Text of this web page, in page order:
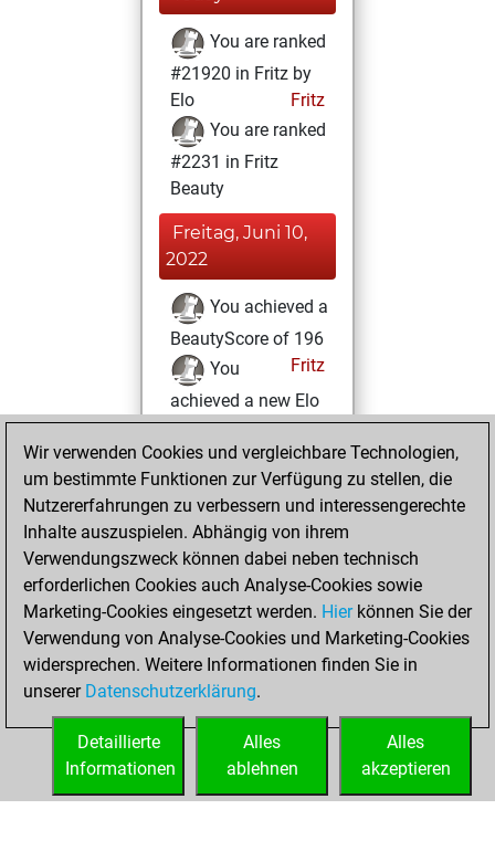
You are ranked
#21920 in Fritz by
Elo
Fritz
You are ranked
#2231 in Fritz
Beauty
Freitag, Juni 10,
2022
You achieved a
BeautyScore of 196
Fritz
You
achieved a new Elo
of 1523
Donnerstag, Juni
9, 2022
You won
against Fritz
Fritz
Freitag, Juni 3,
2022
You created
your Fritz account
Wir verwenden Cookies und vergleichbare Technologien,
um bestimmte Funktionen zur Verfügung zu stellen, die
Nutzererfahrungen zu verbessern und interessengerechte
Inhalte auszuspielen. Abhängig von ihrem
Verwendungszweck können dabei neben technisch
erforderlichen Cookies auch Analyse-Cookies sowie
Marketing-Cookies eingesetzt werden. Hierkönnen Sie der
Verwendung von Analyse-Cookies und Marketing-Cookies
widersprechen. Weitere Informationen finden Sie in
unserer Datenschutzerklärung.
Alles
akzeptieren
Alles
ablehnen
Detaillierte
Informationen